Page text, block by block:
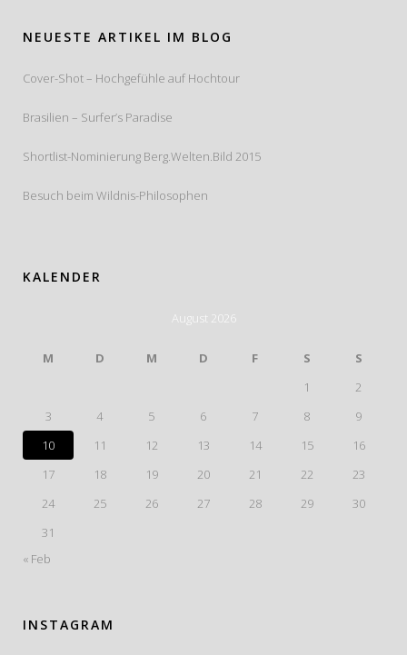
NEUESTE ARTIKEL IM BLOG
Cover-Shot – Hochgefühle auf Hochtour
Brasilien – Surfer’s Paradise
Shortlist-Nominierung Berg.Welten.Bild 2015
Besuch beim Wildnis-Philosophen
KALENDER
August 2026
M D M D F S
S
1
2
3
4 5 6 7 8
9
10
11 12 13 14 15
16
17
18 19 20 21 22
23
24
25 26 27 28 29
30
31
« Feb
INSTAGRAM